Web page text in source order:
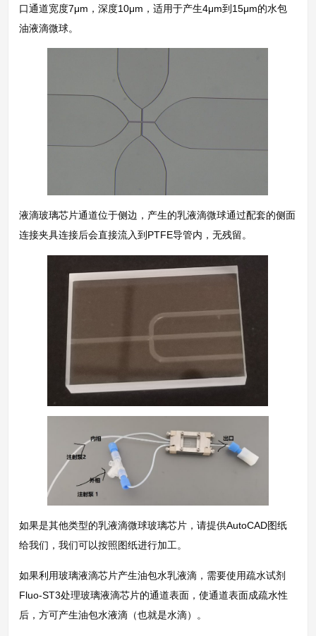
口通道宽度7μm，深度10μm，适用于产生4μm到15μm的水包
油液滴微球。
液滴玻璃芯片通道位于侧边，产生的乳液滴微球通过配套的侧面
连接夹具连接后会直接流入到PTFE导管内，无残留。
如果是其他类型的乳液滴微球玻璃芯片，请提供AutoCAD图纸
给我们，我们可以按照图纸进行加工。
如果利用玻璃液滴芯片产生油包水乳液滴，需要使用疏水试剂
Fluo-ST3处理玻璃液滴芯片的通道表面，使通道表面成疏水性
后，方可产生油包水液滴（也就是水滴）。